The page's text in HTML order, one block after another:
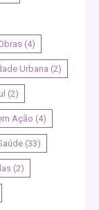
(4)
Urbana (2)
(2)
Ação (4)
(33)
(2)